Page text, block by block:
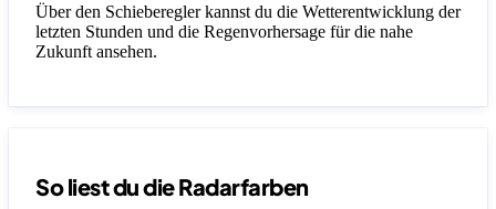
Über den Schieberegler kannst du die Wetterentwicklung der
letzten Stunden und die Regenvorhersage für die nahe
Zukunft ansehen.
So liest du die Radarfarben